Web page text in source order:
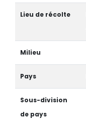
Lieu de récolte
Milieu
Pays
Sous-division
de pays